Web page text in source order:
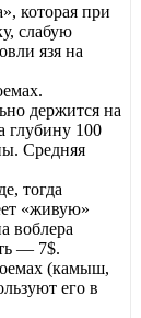
которая при
слабую
язя на
держится на
глубину 100
Средняя
тогда
«живую»
воблера
— 7$.
(камыш,
его в